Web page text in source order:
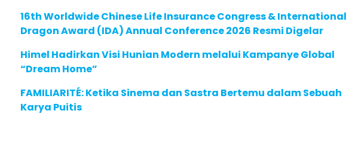
16th Worldwide Chinese Life Insurance Congress & International
Dragon Award (IDA) Annual Conference 2026 Resmi Digelar
Himel Hadirkan Visi Hunian Modern melalui Kampanye Global
“Dream Home”
FAMILIARITÉ: Ketika Sinema dan Sastra Bertemu dalam Sebuah
Karya Puitis